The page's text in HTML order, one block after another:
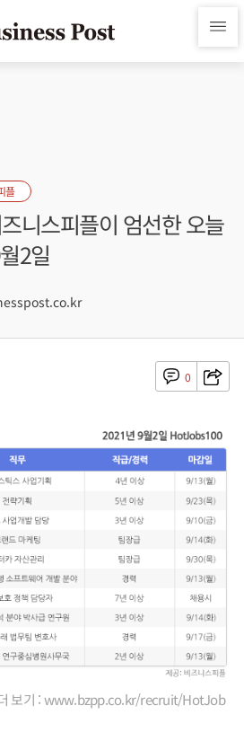
플
니스피플이 엄선한 오늘
2일
0
보기 : www.bzpp.co.kr/recruit/HotJob